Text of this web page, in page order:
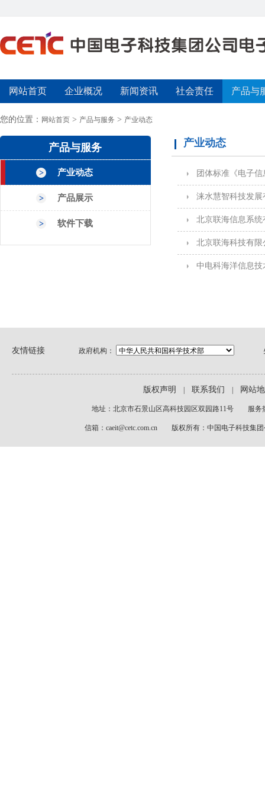
网站首页 企业概况 新闻资讯 社会责任 产品与
您的位置： 网站首页 > 产品与服务 > 产业动态
产品与服务
产业动态
产品展示
软件下载
产业动态
团体标准《电子
涞水慧智科技发
北京联海信息系
北京联海科技有限
中电科海洋信息
友情链接 政府机构：
版权声明 联系我们 网站
地址：北京市石景山区高科技园区双园路11号 服务
信箱：caeit@cetc.com.cn 版权所有：中国电子科技集